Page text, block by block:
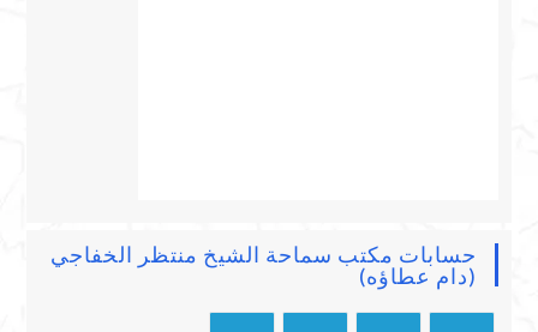
حسابات مكتب سماحة الشيخ منتظر الخفاجي
(دام عطاؤه)